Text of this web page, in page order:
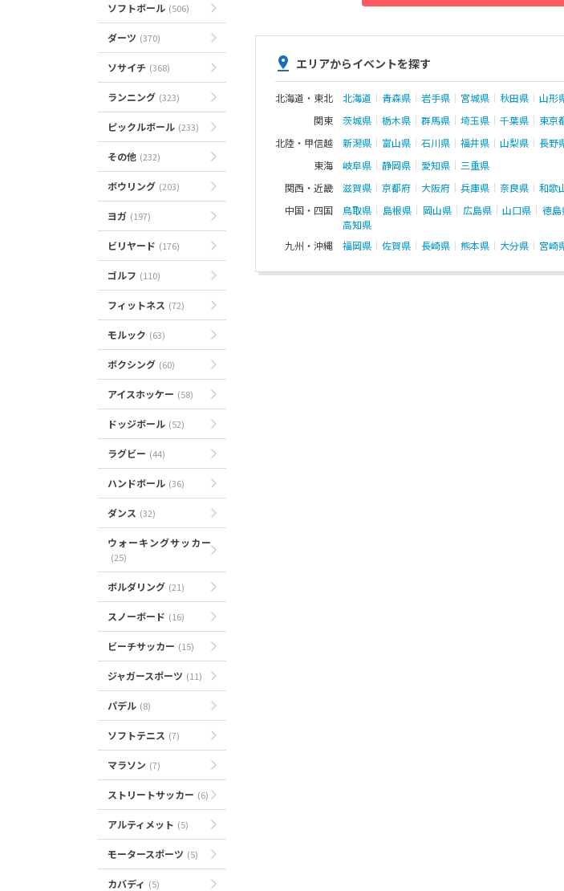
ソフトボール (506)
ダーツ (370)
ソサイチ (368)
ランニング (323)
ピックルボール (233)
その他 (232)
ボウリング (203)
ヨガ (197)
ビリヤード (176)
ゴルフ (110)
フィットネス (72)
モルック (63)
ボクシング (60)
アイスホッケー (58)
ドッジボール (52)
ラグビー (44)
ハンドボール (36)
ダンス (32)
ウォーキングサッカー
(25)
ボルダリング (21)
スノーボード (16)
ビーチサッカー (15)
ジャガースポーツ (11)
パデル (8)
ソフトテニス (7)
マラソン (7)
ストリートサッカー (6)
アルティメット (5)
モータースポーツ (5)
カバディ (5)
エリアからイベントを探す
北海道・東北 北海道 青森県 岩手県 宮城県 秋田県 山形
関東
茨城県 栃木県 群馬県 埼玉県 千葉県 東京
北陸・甲信越
新潟県 富山県 石川県 福井県 山梨県
長野
東海
岐阜県 静岡県 愛知県
三重県
関西・近畿
滋賀県 京都府 大阪府 兵庫県 奈良県
和歌
中国・四国
鳥取県 島根県 岡山県 広島県 山口県 徳島
高知県
九州・沖縄
福岡県 佐賀県 長崎県 熊本県 大分県 宮崎